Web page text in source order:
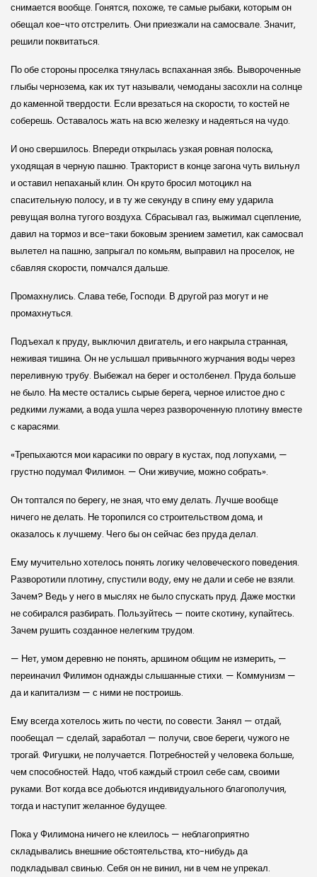
снимается вообще. Гонятся, похоже, те самые рыбаки, которым он
обещал кое-что отстрелить. Они приезжали на самосвале. Значит,
решили поквитаться.
По обе стороны проселка тянулась вспаханная зябь. Вывороченные
глыбы чернозема, как их тут называли, чемоданы засохли на солнце
до каменной твердости. Если врезаться на скорости, то костей не
соберешь. Оставалось жать на всю железку и надеяться на чудо.
И оно свершилось. Впереди открылась узкая ровная полоска,
уходящая в черную пашню. Тракторист в конце загона чуть вильнул
и оставил непаханый клин. Он круто бросил мотоцикл на
спасительную полосу, и в ту же секунду в спину ему ударила
ревущая волна тугого воздуха. Сбрасывал газ, выжимал сцепление,
давил на тормоз и все-таки боковым зрением заметил, как самосвал
вылетел на пашню, запрыгал по комьям, выправил на проселок, не
сбавляя скорости, помчался дальше.
Промахнулись. Слава тебе, Господи. В другой раз могут и не
промахнуться.
Подъехал к пруду, выключил двигатель, и его накрыла странная,
неживая тишина. Он не услышал привычного журчания воды через
переливную трубу. Выбежал на берег и остолбенел. Пруда больше
не было. На месте остались сырые берега, черное илистое дно с
редкими лужами, а вода ушла через развороченную плотину вместе
с карасями.
«Трепыхаются мои карасики по оврагу в кустах, под лопухами, —
грустно подумал Филимон. — Они живучие, можно собрать».
Он топтался по берегу, не зная, что ему делать. Лучше вообще
ничего не делать. Не торопился со строительством дома, и
оказалось к лучшему. Чего бы он сейчас без пруда делал.
Ему мучительно хотелось понять логику человеческого поведения.
Разворотили плотину, спустили воду, ему не дали и себе не взяли.
Зачем? Ведь у него в мыслях не было спускать пруд. Даже мостки
не собирался разбирать. Пользуйтесь — поите скотину, купайтесь.
Зачем рушить созданное нелегким трудом.
— Нет, умом деревню не понять, аршином общим не измерить, —
переиначил Филимон однажды слышанные стихи. — Коммунизм —
да и капитализм — с ними не построишь.
Ему всегда хотелось жить по чести, по совести. Занял — отдай,
пообещал — сделай, заработал — получи, свое береги, чужого не
трогай. Фигушки, не получается. Потребностей у человека больше,
чем способностей. Надо, чтоб каждый строил себе сам, своими
руками. Вот когда все добьются индивидуального благополучия,
тогда и наступит желанное будущее.
Пока у Филимона ничего не клеилось — неблагоприятно
складывались внешние обстоятельства, кто-нибудь да
подкладывал свинью. Себя он не винил, ни в чем не упрекал.